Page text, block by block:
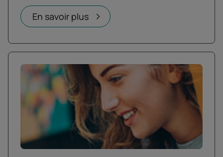
En savoir plus